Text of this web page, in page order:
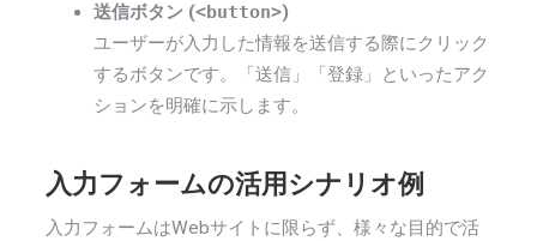
送信ボタン (<button>)
ユーザーが入力した情報を送信する際にクリック
するボタンです。「送信」「登録」といったアク
ションを明確に示します。
入力フォームの活用シナリオ例
入力フォームはWebサイトに限らず、様々な目的で活